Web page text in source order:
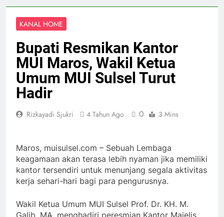
KANAL HOME
Bupati Resmikan Kantor
MUI Maros, Wakil Ketua
Umum MUI Sulsel Turut
Hadir
Rizkayadi Sjukri 4 Tahun Ago 0 3 Mins
Maros, muisulsel.com – Sebuah Lembaga
keagamaan akan terasa lebih nyaman jika memiliki
kantor tersendiri untuk menunjang segala aktivitas
kerja sehari-hari bagi para pengurusnya.
Wakil Ketua Umum MUI Sulsel Prof. Dr. KH. M.